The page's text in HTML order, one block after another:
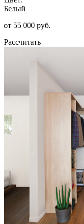
Белый
от 55 000 руб.
Рассчитать